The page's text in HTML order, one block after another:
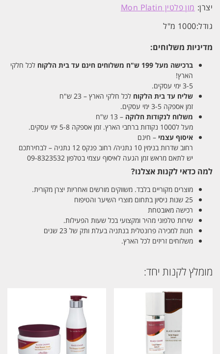
יצרן: מון פלטין Mon Platin
גודל:1000 מ"ל
מדיניות משלוחים:
ברכישה מעל 199 ש"ח משלוחים חינם עד בית הלקוח לכל חלקי
הארץ!
3-5 ימי עסקים.
שליח עד בית הלקוח לכל חלקי הארץ – 23 ש"ח
זמן אספקה 3-5 ימי עסקים.
משלוח לנקודות חלוקה – 13 ש"ח
מעל ל1000 נקודות ברחבי הארץ. זמן אספקה 5-8 ימי עסקים.
איסוף עצמי – חינם
רחוב שדרות בנימין 10 נתניה/ רחוב פנקס 12 נתניה – לבחירתכם
יש לתאם מראש זמן הגעה לאיסוף עצמי בטלפון 09-8323532
למה כדאי לקנות אצלנו?
מוצרים מקוריים בלבד. משווקים מורשים ואחריות יצרן מקורית.
25 שנות ניסיון בתחום מוצרי השיער והטיפוח
רכישה מאובטחת
שירות טלפוני מהיר ומקצועי בכל שעות הפעילות.
חנות למכירה פרונטלית בנתניה בעלת ותק של 23 שנים
משלוחים זריזים לכל הארץ.
מומלץ לקנות יחד: